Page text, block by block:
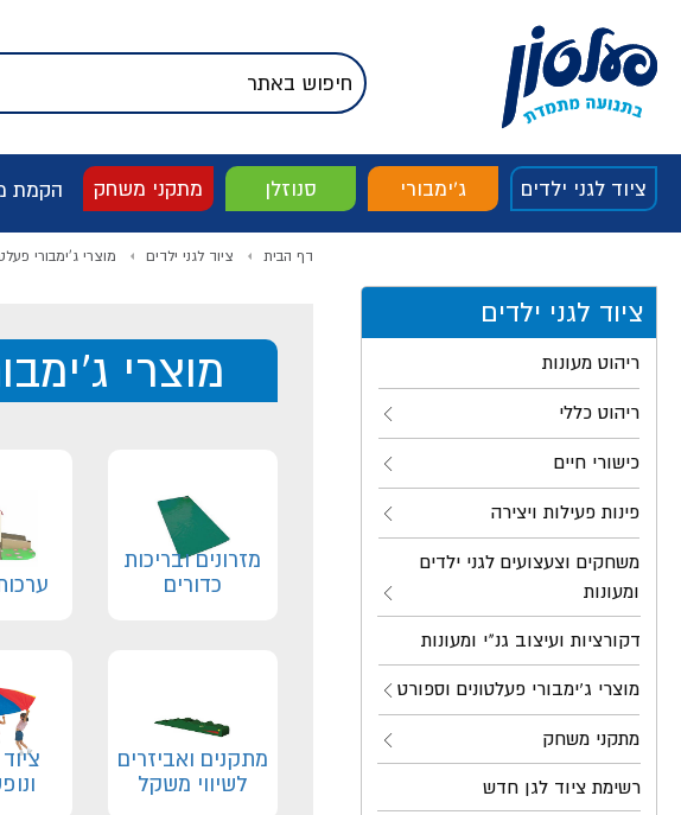
דלג לסרגל הניווט
דלג לתפריט ציוד
אודות החברה
דלג לסוף העמוד
ציוד לגני ילדים ג'ימבורי סנוזלן מתקני משחק הקמת
ציוד לגני ילדים
ריהוט מעונות
ריהוט כללי
כישורי חיים
פינות פעילות ויצירה
משחקים וצעצועים לגני ילדים
ומעונות
דקורציות ועיצוב גנ"י ומעונות
מוצרי ג'ימבורי פעלטונים וספורט
מתקני משחק
רשימת ציוד לגן חדש
דף הבית ציוד לגני ילדים מוצרי ג'ימבורי
מוצרי
מזרונים ובריכות
כדורים
מתקנים ואביזרים
לשיווי משקל